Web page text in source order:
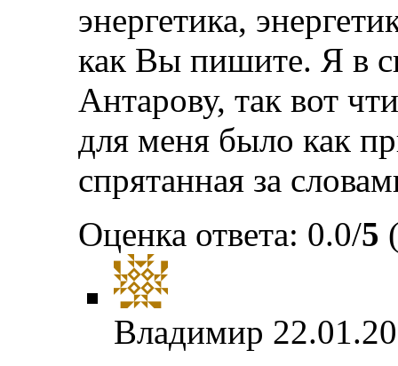
энергетика,
как Вы пишите. Я в
Антарову, так вот
для меня было как
спрятанная за
Оценка ответа: 0.0/5
Владимир